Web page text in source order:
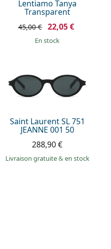
Lentiamo Tanya
Transparent
45,00 € 22,05 €
en stock
Saint Laurent SL 751
JEANNE 001 50
288,90 €
Livraison gratuite& en stock